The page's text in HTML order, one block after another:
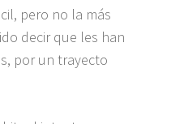
pero no la más
decir que les han
por un trayecto